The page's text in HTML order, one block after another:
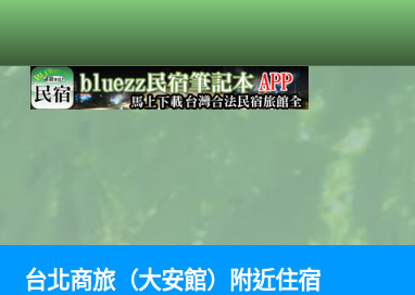
台北商旅（大安館）附近住宿